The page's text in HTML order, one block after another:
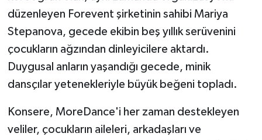
düzenleyen Forevent şirketinin sahibi Mariya
Stepanova, gecede ekibin beş yıllık serüvenini
çocukların ağzından dinleyicilere aktardı.
Duygusal anların yaşandığı gecede, minik
dansçılar yetenekleriyle büyük beğeni topladı.
Konsere, MoreDance'i her zaman destekleyen
veliler, çocukların aileleri, arkadaşları ve